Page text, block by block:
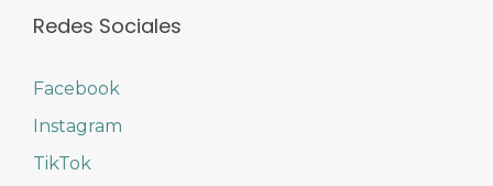
Redes Sociales
Facebook
Instagram
TikTok